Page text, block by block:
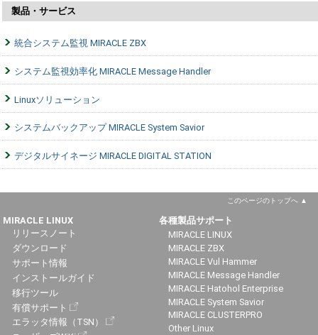
製品・サービス
統合システム監視 MIRACLE ZBX
システム監視効率化 MIRACLE Message Handler
Linuxソリューション
システムバックアップ MIRACLE System Savior
デジタルサイネージ MIRACLE DIGITAL STATION
このページのトップへ
MIRACLE LINUX
リリースノート
ダウンロード
サポート情報
インストールガイド
移行ツール
有償サポート
エラッタ情報（TSN）
各種製品サポート
MIRACLE LINUX
MIRACLE ZBX
MIRACLE Vul Hammer
MIRACLE Message Handler
MIRACLE Hatohol Enterprise
MIRACLE System Savior
MIRACLE CLUSTERPRO
Other Linux